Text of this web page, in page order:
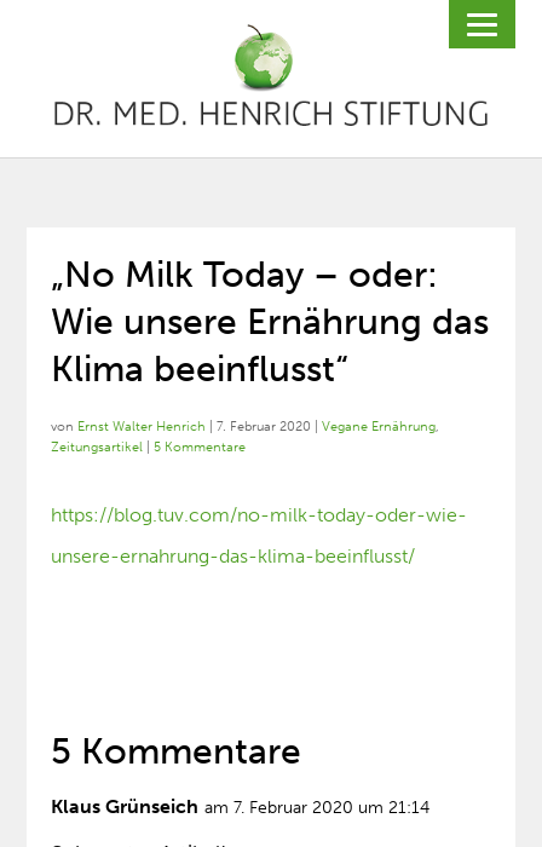
„No Milk Today – oder:
Wie unsere Ernährung das
Klima beeinflusst“
von Ernst Walter Henrich |7. Februar 2020 |Vegane Ernährung,
Zeitungsartikel |5 Kommentare
https://blog.tuv.com/no-milk-today-oder-wie-
unsere-ernahrung-das-klima-beeinflusst/
5 Kommentare
Klaus Grünseich am 7. Februar 2020 um 21:14